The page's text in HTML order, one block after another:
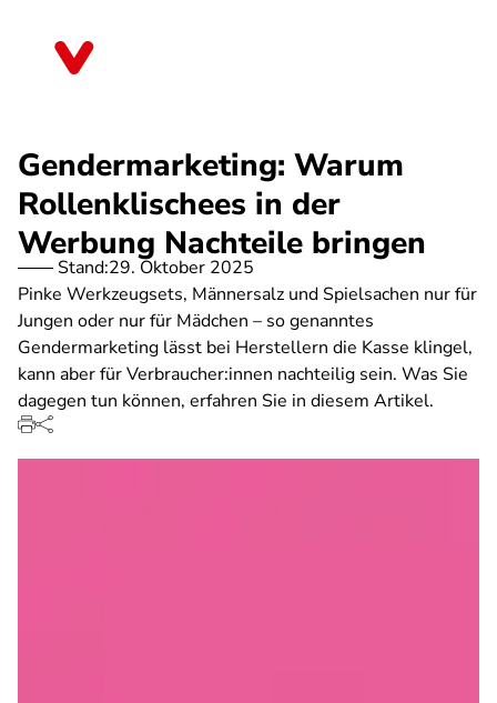
Gendermarketing: Warum
Rollenklischees in der
Werbung Nachteile bringen
Stand:29. Oktober 2025
Pinke Werkzeugsets, Männersalz und Spielsachen nur für
Jungen oder nur für Mädchen – so genanntes
Gendermarketing lässt bei Herstellern die Kasse klingel,
kann aber für Verbraucher:innen nachteilig sein. Was Sie
dagegen tun können, erfahren Sie in diesem Artikel.